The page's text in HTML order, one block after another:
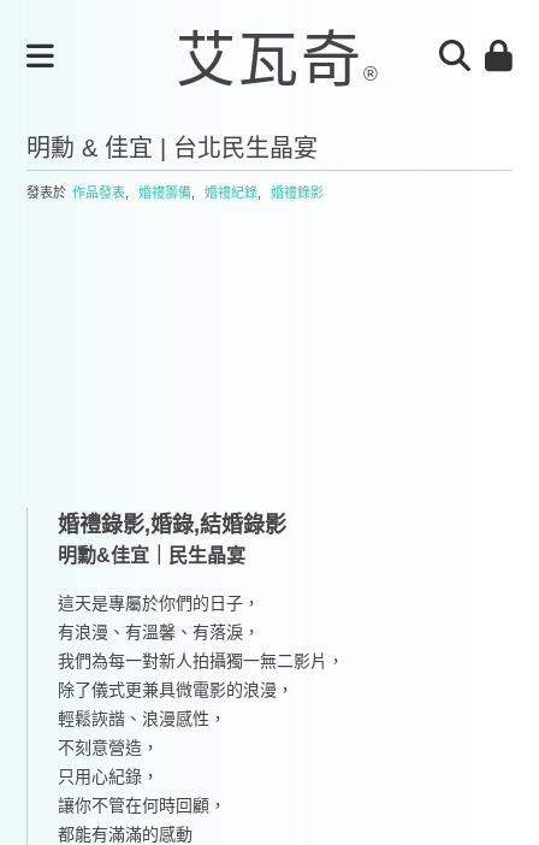
明勳 & 佳宜 | 台北民生晶宴
發表於 作品發表 婚禮籌備 婚禮紀錄 婚禮錄影
婚禮錄影,婚錄,結婚錄影
明勳&佳宜｜民生晶宴
這天是專屬於你們的日子，
有浪漫、有溫馨、有落淚，
我們為每一對新人拍攝獨一無二影片，
除了儀式更兼具微電影的浪漫，
輕鬆詼諧、浪漫感性，
不刻意營造，
只用心紀錄，
讓你不管在何時回顧，
都能有滿滿的感動